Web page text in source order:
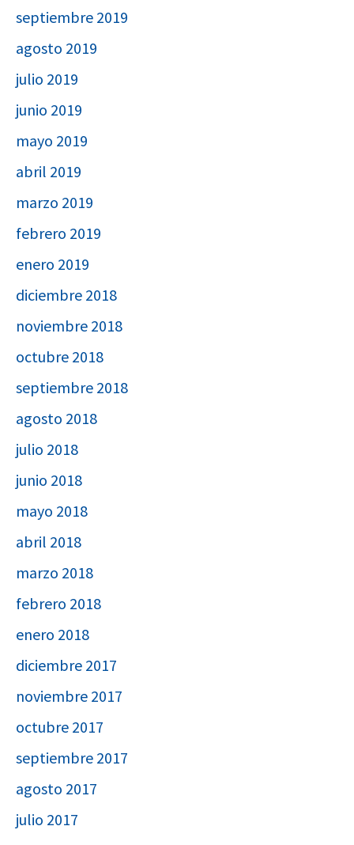
septiembre 2019
agosto 2019
julio 2019
junio 2019
mayo 2019
abril 2019
marzo 2019
febrero 2019
enero 2019
diciembre 2018
noviembre 2018
octubre 2018
septiembre 2018
agosto 2018
julio 2018
junio 2018
mayo 2018
abril 2018
marzo 2018
febrero 2018
enero 2018
diciembre 2017
noviembre 2017
octubre 2017
septiembre 2017
agosto 2017
julio 2017